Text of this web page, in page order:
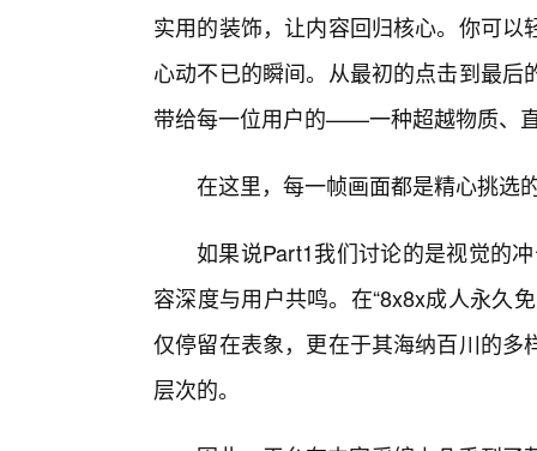
实用的装饰，让内容回归核心。你可
心动不已的瞬间。从最初的点击到最
带给每一位用户的——一种超越物质、
在这里，每一帧画面都是精心挑选
如果说Part1我们讨论的是视觉的
容深度与用户共鸣。在“8x8x成人永久
仅停留在表象，更在于其海纳百川的
层次的。